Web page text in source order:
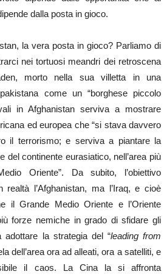
dalla posta in gioco.
la vera posta in gioco? Parliamo di
nei tortuosi meandri dei retroscena
morto nella sua villetta in una
come un “borghese piccolo
in Afghanistan serviva a mostrare
ed europea che “si stava davvero
il terrorismo; e serviva a piantare la
del continente eurasiatico, nell’area più
Oriente”. Da subito, l’obiettivo
l’Afghanistan, ma l’Iraq, e cioè
il Grande Medio Oriente e l’Oriente
forze nemiche in grado di sfidare gli
adottare la strategia del “leading from
dell’area ora ad alleati, ora a satelliti, e
il caos. La Cina la si affronta